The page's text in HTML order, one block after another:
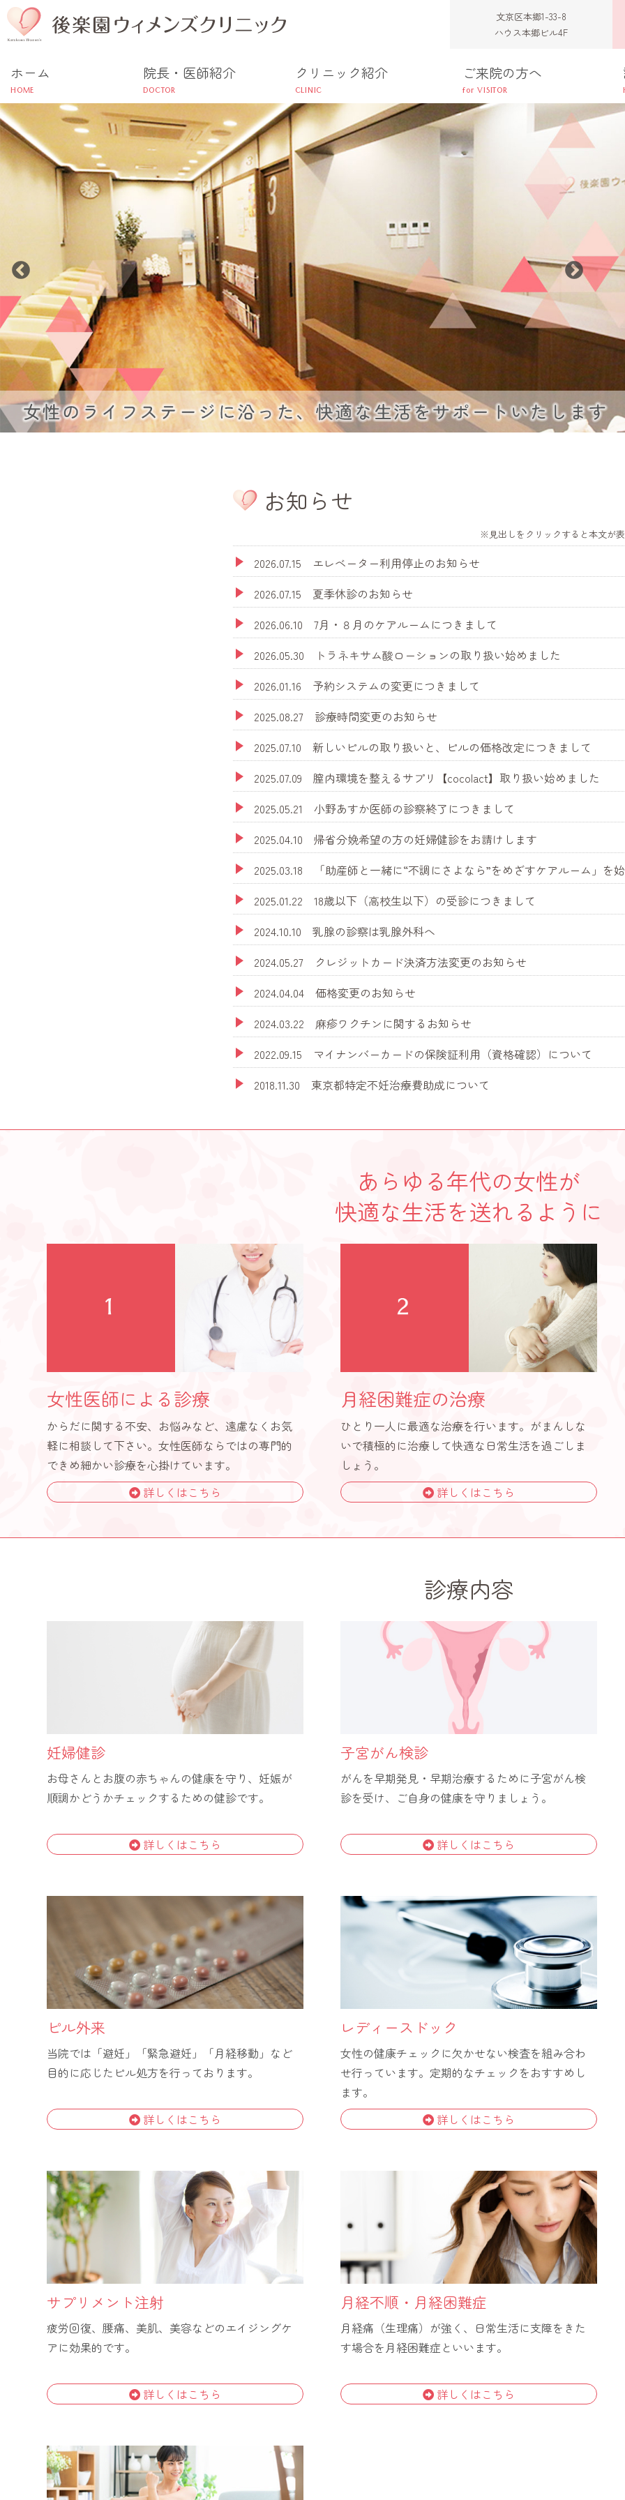
文京区本郷1-33-8
ハウス本郷ビル4F
ホーム 院長・医師紹介 クリニック紹介 ご来院の方へ
お知らせ
※見出しをクリックすると本文が
2026.07.15 エレベーター利用停止のお知らせ
2026.07.15 夏季休診のお知らせ
2026.06.10 7月・８月のケアルームにつきまして
2026.05.30 トラネキサム酸ローションの取り扱い始めました
2026.01.16 予約システムの変更につきまして
2025.08.27 診療時間変更のお知らせ
2025.07.10 新しいピルの取り扱いと、ピルの価格改定につきまして
2025.07.09 膣内環境を整えるサプリ【cocolact】取り扱い始めました
2025.05.21 小野あすか医師の診察終了につきまして
2025.04.10 帰省分娩希望の方の妊婦健診をお請けします
2025.03.18 「助産師と一緒に“不調にさよなら”をめざすケアルーム」を
2025.01.22 18歳以下（高校生以下）の受診につきまして
2024.10.10 乳腺の診察は乳腺外科へ
2024.05.27 クレジットカード決済方法変更のお知らせ
2024.04.04 価格変更のお知らせ
2024.03.22 麻疹ワクチンに関するお知らせ
2022.09.15 マイナンバーカードの保険証利用（資格確認）について
2018.11.30 東京都特定不妊治療費助成について
あらゆる年代の女性が
快適な生活を送れるように
女性医師による診療
からだに関する不安、お悩みなど、遠慮なくお気
軽に相談して下さい。女性医師ならではの専門的
できめ細かい診療を心掛けています。
詳しくはこちら
月経困難症の治療
ひとり一人に最適な治療を行います。がまんしな
いで積極的に治療して快適な日常生活を過ごしま
しょう。
詳しくはこちら
診療内容
妊婦健診
お母さんとお腹の赤ちゃんの健康を守り、妊娠が
順調かどうかチェックするための健診です。
詳しくはこちら
子宮がん検診
がんを早期発見・早期治療するために子宮がん検
診を受け、ご自身の健康を守りましょう。
詳しくはこちら
ピル外来
当院では「避妊」「緊急避妊」「月経移動」など
目的に応じたピル処方を行っております。
詳しくはこちら
レディースドック
女性の健康チェックに欠かせない検査を組み合わ
せ行っています。定期的なチェックをおすすめし
ます。
詳しくはこちら
サプリメント注射
疲労回復、腰痛、美肌、美容などのエイジングケ
アに効果的です。
詳しくはこちら
月経不順・月経困難症
月経痛（生理痛）が強く、日常生活に支障をきた
す場合を月経困難症といいます。
詳しくはこちら